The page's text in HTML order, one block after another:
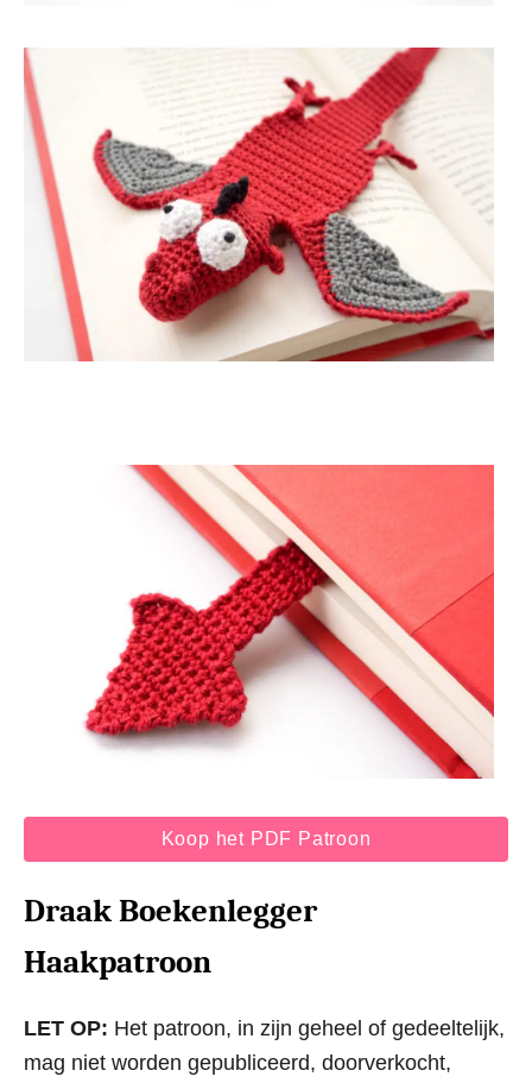
Koop het PDF Patroon
Draak Boekenlegger
Haakpatroon
LET OP: Het patroon, in zijn geheel of gedeeltelijk,
mag niet worden gepubliceerd, doorverkocht,